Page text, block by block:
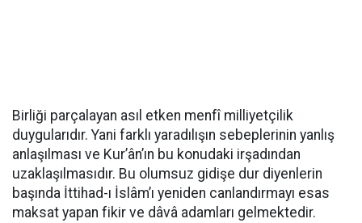
Birliği parçalayan asıl etken menfî milliyetçilik
duygularıdır. Yani farklı yaradılışın sebeplerinin yanlış
anlaşılması ve Kur’ân’ın bu konudaki irşadından
uzaklaşılmasıdır. Bu olumsuz gidişe dur diyenlerin
başında İttihad-ı İslâm’ı yeniden canlandırmayı esas
maksat yapan fikir ve dâvâ adamları gelmektedir.